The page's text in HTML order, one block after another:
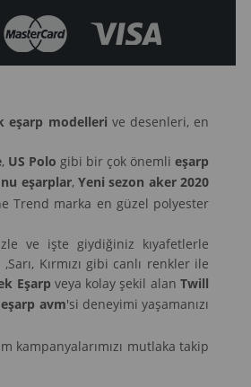
eşarp modelleri ve desenleri, en
, US Polo gibi bir çok önemlieşarp
eşarplar,Yeni sezon aker 2020
Trend marka en güzel polyester
ve işte giydiğiniz kıyafetlerle
Kırmızı gibi canlı renkler ile
Eşarp veya kolay şekil alanTwill
eşarp avm'si deneyimi yaşamanızı
kampanyalarımızı mutlaka takip